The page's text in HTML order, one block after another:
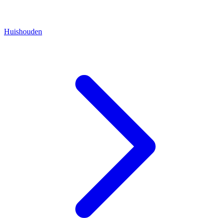
Huishouden